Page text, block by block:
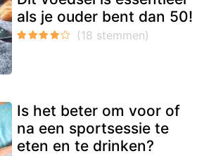
als je ouder bent dan 50!
Is het beter om voor of
na een sportsessie te
eten en te drinken?